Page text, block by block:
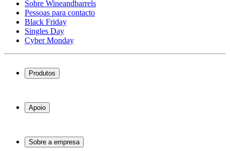
Sobre Wineandbarrels
Pessoas para contacto
Black Friday
Singles Day
Cyber Monday
Produtos
Garrafeiras
Móveis para vinho
Apoio
Atendimento
Pagamento
Sobre a empresa